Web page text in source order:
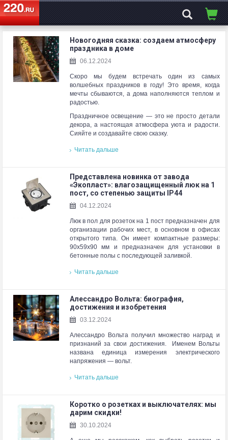
ЭЛЕКТРОСАЙТ№1
Новогодняя сказка: создаем атмосферу
праздника в доме
06.12.2024
Скоро мы будем встречать один из самых
волшебных праздников в году! Это время, когда
мечты сбываются, а дома наполняются теплом и
радостью.
Праздничное освещение — это не просто детали
декора, а настоящая атмосфера уюта и радости.
Сияйте и создавайте свою сказку.
Читать дальше
Представлена новинка от завода
«Экопласт»: влагозащищенный люк на 1
пост, со степенью защиты IP44
04.12.2024
Люк в пол для розеток на 1 пост предназначен для
организации рабочих мест, в основном в офисах
открытого типа. Он имеет компактные размеры:
90х59х90 мм и предназначен для установки в
бетонные полы с последующей заливкой.
Читать дальше
Алессандро Вольта: биография,
достижения и изобретения
03.12.2024
Алессандро Вольта получил множество наград и
признаний за свои достижения. Именем Вольты
названа единица измерения электрического
напряжения — вольт.
Читать дальше
Коротко о розетках и выключателях: мы
дарим скидки!
30.10.2024